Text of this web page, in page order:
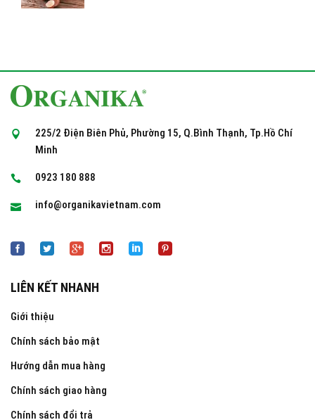
225/2 Điện Biên Phủ, Phường 15, Q.Bình Thạnh, Tp.Hồ Chí
Minh
0923 180 888
info@organikavietnam.com
LIÊN KẾT NHANH
Giới thiệu
Chính sách bảo mật
Hướng dẫn mua hàng
Chính sách giao hàng
Chính sách đổi trả